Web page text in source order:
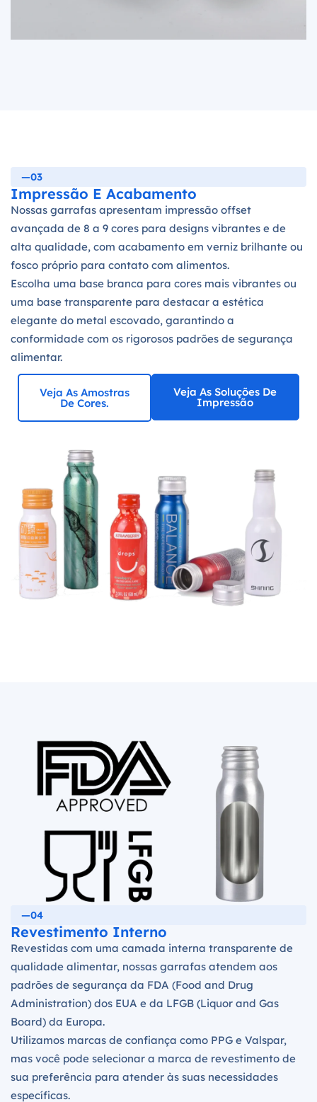
—03
Impressão E Acabamento
Nossas garrafas apresentam impressão offset
avançada de 8 a 9 cores para designs vibrantes e de
alta qualidade, com acabamento em verniz brilhante ou
fosco próprio para contato com alimentos.
Escolha uma base branca para cores mais vibrantes ou
uma base transparente para destacar a estética
elegante do metal escovado, garantindo a
conformidade com os rigorosos padrões de segurança
alimentar.
Veja As Amostras
De Cores.
Veja As Soluções De
Impressão
—04
Revestimento Interno
Revestidas com uma camada interna transparente de
qualidade alimentar, nossas garrafas atendem aos
padrões de segurança da FDA (Food and Drug
Administration) dos EUA e da LFGB (Liquor and Gas
Board) da Europa.
Utilizamos marcas de confiança como PPG e Valspar,
mas você pode selecionar a marca de revestimento de
sua preferência para atender às suas necessidades
específicas.